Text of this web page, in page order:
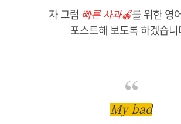
자 그럼 빠른 사과🍎를위한 영
포스트해 보도록 하겠습니
My bad